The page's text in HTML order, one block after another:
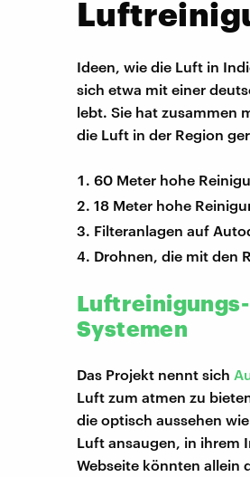
Ideen, wie die Luft in
sich etwa mit einer
lebt. Sie hat zusammen
die Luft in der Region
60 Meter hohe
18 Meter hohe
Filteranlagen auf
Drohnen, die mit den
Systemen
Das Projekt nennt sich
Luft zum atmen zu
die optisch aussehen
Luft ansaugen, in ihrem
Webseite könnten